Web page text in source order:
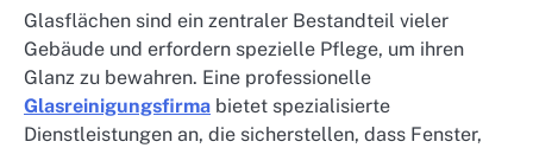
Glasflächen sind ein zentraler Bestandteil vieler
Gebäude und erfordern spezielle Pflege, um ihren
Glanz zu bewahren. Eine professionelle
Glasreinigungsfirma bietet spezialisierte
Dienstleistungen an, die sicherstellen, dass Fenster,